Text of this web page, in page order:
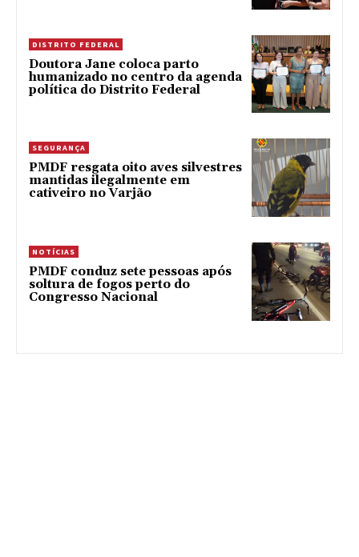
DISTRITO FEDERAL
Doutora Jane coloca parto
humanizado no centro da agenda
política do Distrito Federal
SEGURANÇA
PMDF resgata oito aves silvestres
mantidas ilegalmente em
cativeiro no Varjão
NOTÍCIAS
PMDF conduz sete pessoas após
soltura de fogos perto do
Congresso Nacional